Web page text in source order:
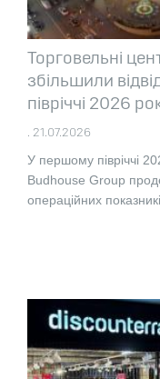
Торговельні
збільшили
півріччі 2026
. 21.07.2026
У першому півріччі
Budhouse Group
операційних